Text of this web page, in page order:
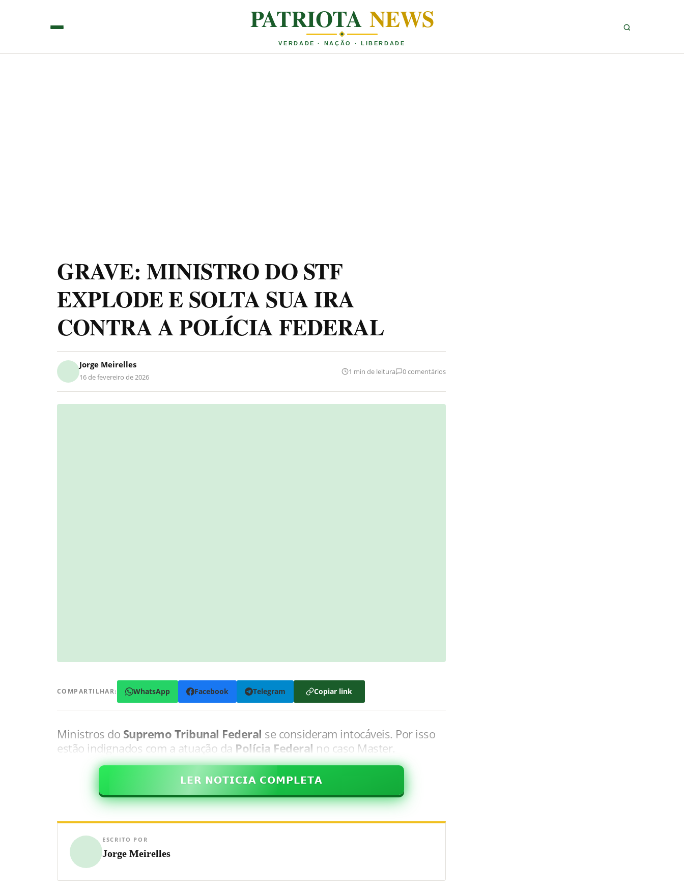
PATRIOTA NEWS
VERDADE · NAÇÃO · LIBERDADE
GRAVE: MINISTRO DO STF
EXPLODE E SOLTA SUA IRA
CONTRA A POLÍCIA FEDERAL
Jorge Meirelles
16 de fevereiro de 2026
1 min de leitura 0 comentários
COMPARTILHAR: WhatsApp Facebook Telegram Copiar link
Ministros do Supremo Tribunal Federal se consideram intocáveis. Por isso
estão indignados com a atuação da Polícia Federal no caso Master.
𝗟𝗘𝗥 𝗡𝗢𝗧𝗜𝗖𝗜𝗔 𝗖𝗢𝗠𝗣𝗟𝗘𝗧𝗔
ESCRITO POR
Jorge Meirelles